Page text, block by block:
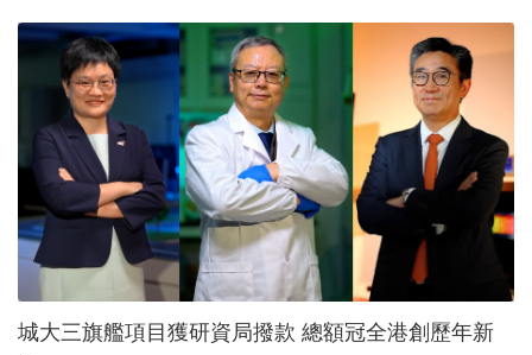
城大三旗艦項目獲研資局撥款 總額冠全港創歷年新